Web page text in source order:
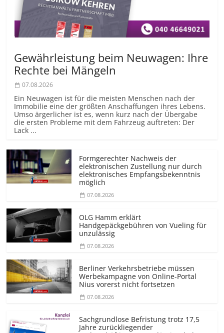
Gewährleistung beim Neuwagen: Ihre
Rechte bei Mängeln
07.08.2026
Ein Neuwagen ist für die meisten Menschen nach der
Immobilie eine der größten Anschaffungen ihres Lebens.
Umso ärgerlicher ist es, wenn kurz nach der Übergabe
die ersten Probleme mit dem Fahrzeug auftreten: Der
Lack ...
Formgerechter Nachweis der
elektronischen Zustellung nur durch
elektronisches Empfangsbekenntnis
möglich
07.08.2026
OLG Hamm erklärt
Handgepäckgebühren von Vueling für
unzulässig
07.08.2026
Berliner Verkehrsbetriebe müssen
Werbekampagne von Online-Portal
Nius vorerst nicht fortsetzen
07.08.2026
Sachgrundlose Befristung trotz 17,5
Jahre zurückliegender